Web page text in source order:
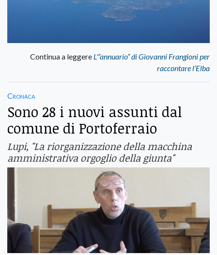
Continua a leggere L'”annuario” di Giovanni Frangioni per
raccontare l’Elba
Cronaca
Sono 28 i nuovi assunti dal
comune di Portoferraio
Lupi, "La riorganizzazione della macchina
amministrativa orgoglio della giunta"